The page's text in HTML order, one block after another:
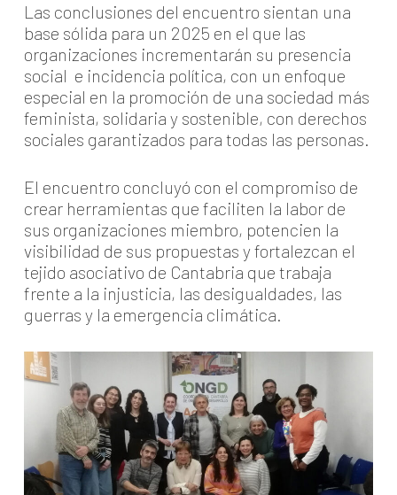
Las conclusiones del encuentro sientan una
base sólida para un 2025 en el que las
organizaciones incrementarán su presencia
social e incidencia política, con un enfoque
especial en la promoción de una sociedad más
feminista, solidaria y sostenible, con derechos
sociales garantizados para todas las personas.
El encuentro concluyó con el compromiso de
crear herramientas que faciliten la labor de
sus organizaciones miembro, potencien la
visibilidad de sus propuestas y fortalezcan el
tejido asociativo de Cantabria que trabaja
frente a la injusticia, las desigualdades, las
guerras y la emergencia climática.